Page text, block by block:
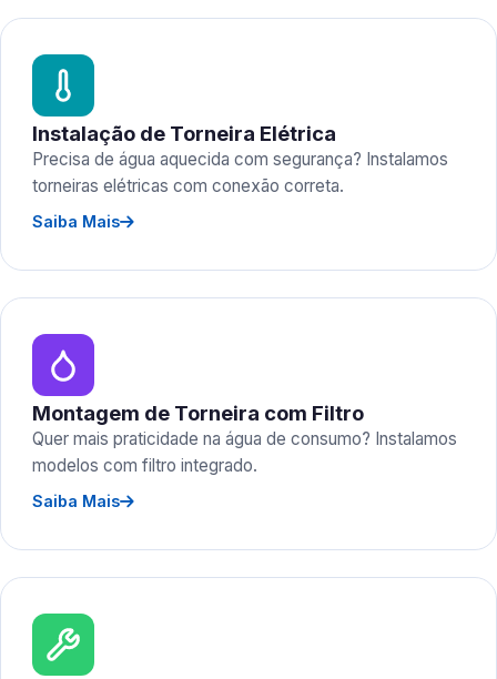
Instalação de Torneira Elétrica
Precisa de água aquecida com segurança? Instalamos
torneiras elétricas com conexão correta.
Saiba Mais
Montagem de Torneira com Filtro
Quer mais praticidade na água de consumo? Instalamos
modelos com filtro integrado.
Saiba Mais